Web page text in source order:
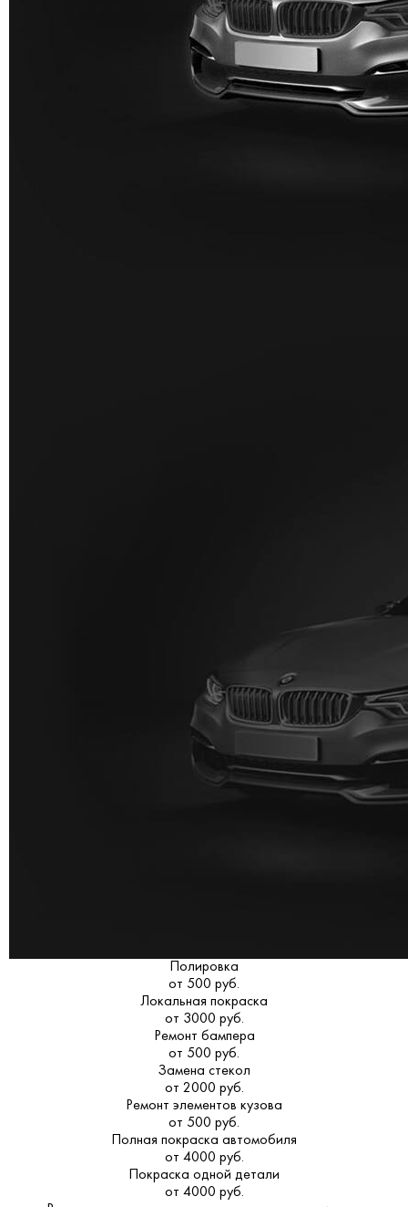
Полировка
от 500 руб.
Локальная покраска
от 3000 руб.
Ремонт бампера
от 500 руб.
Замена стекол
от 2000 руб.
Ремонт элементов кузова
от 500 руб.
Полная покраска автомобиля
от 4000 руб.
Покраска одной детали
от 4000 руб.